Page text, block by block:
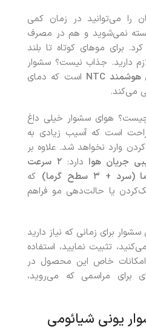
را می‌توانید در زمان کمی
نمی‌شوید و هم در مصرف
برای موهای کوتاه تا بلند
تا ۵ دقیقه لازم دارید. جذاب نیست؟ سشوار
هوشمند NTC است که دمای
می‌کند.
هوای سشوار خیلی داغ
است که آسیب زیادی به
وارد نخواهد شد. علاوه بر
جریان هوا دارد:۲ سرعت
(سرد + ۳ سطح گرما) که
یا حالت‌دهی مو فراهم
برای زمانی که نیاز دارید
تثبیت نمایید، استفاده
خاص این محصول در
برای مراسمی که می‌روید،
یونی شیائومی